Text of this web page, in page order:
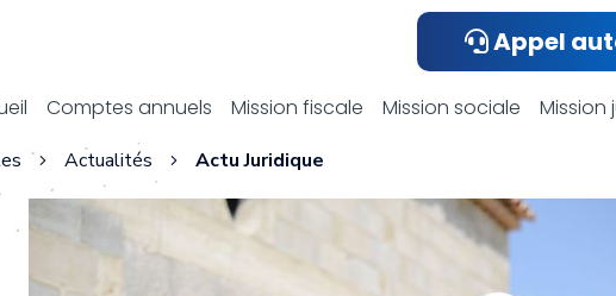
Appel
Comptes annuels Mission fiscale Mission sociale Mission
Actualités Actu Juridique